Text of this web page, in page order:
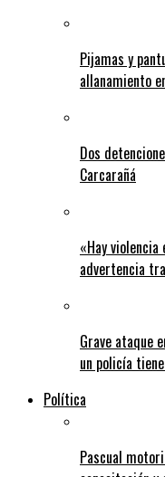
Pijamas y
allanamiento
Dos
Carcarañá
«Hay
advertencia
Grave ataque
un policía
Política
Pascual